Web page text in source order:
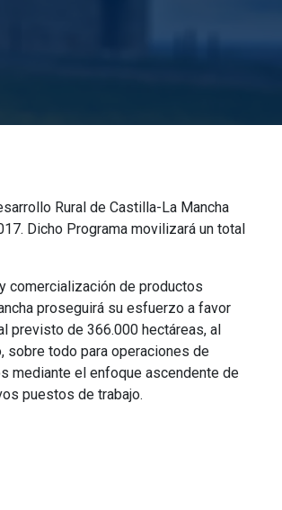
Rural de Castilla-La Mancha
Dicho Programa movilizará un total
comercialización de productos
proseguirá su esfuerzo a favor
previsto de 366.000 hectáreas, al
sobre todo para operaciones de
mediante el enfoque ascendente de
puestos de trabajo.